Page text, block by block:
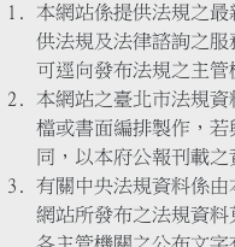
本網站係提供法規之
供法規及法律諮詢之
可逕向發布法規之主管
本網站之臺北市法規
檔或書面編排製作，
同，以本府公報刊載之
有關中央法規資料係
網站所發布之法規資
各主管機關之公布文